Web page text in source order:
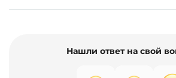
Нашли ответ на свой